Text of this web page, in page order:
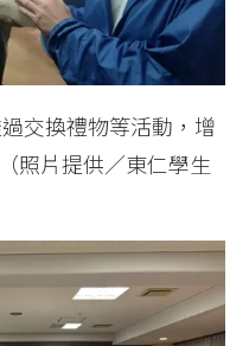
交換禮物等活動，增
照片提供／東仁學生